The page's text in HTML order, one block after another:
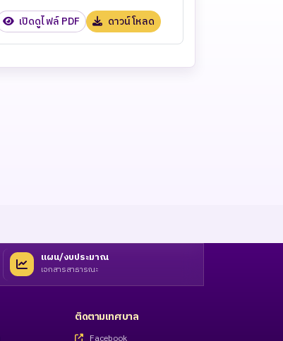
เปิดดูไฟล์ PDF ดาวน์โหลด
แผน/งบประมาณ
เอกสารสาธารณะ
ติดตามเทศบาล